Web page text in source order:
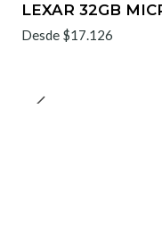
LEXAR 32GB
Desde $17.126